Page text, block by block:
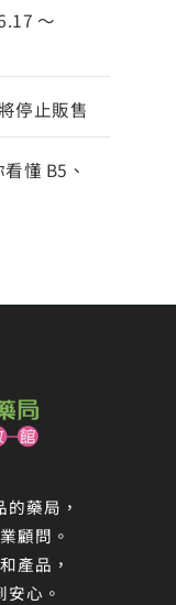
～
停止販售
懂 B5、
藥局，
顧問。
產品，
心。